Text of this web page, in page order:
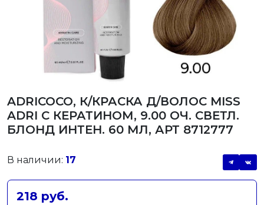
ADRICOCO, К/КРАСКА Д/ВОЛОС MISS
ADRI С КЕРАТИНОМ, 9.00 ОЧ. СВЕТЛ.
БЛОНД ИНТЕН. 60 МЛ, АРТ 8712777
В наличии: 17
218 руб.